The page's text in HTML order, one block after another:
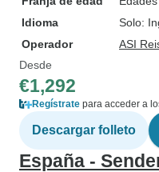
Idioma
Solo:
Operador
ASI
Desde
€1,292
Regístrate para acceder a
Descargar folleto
España -